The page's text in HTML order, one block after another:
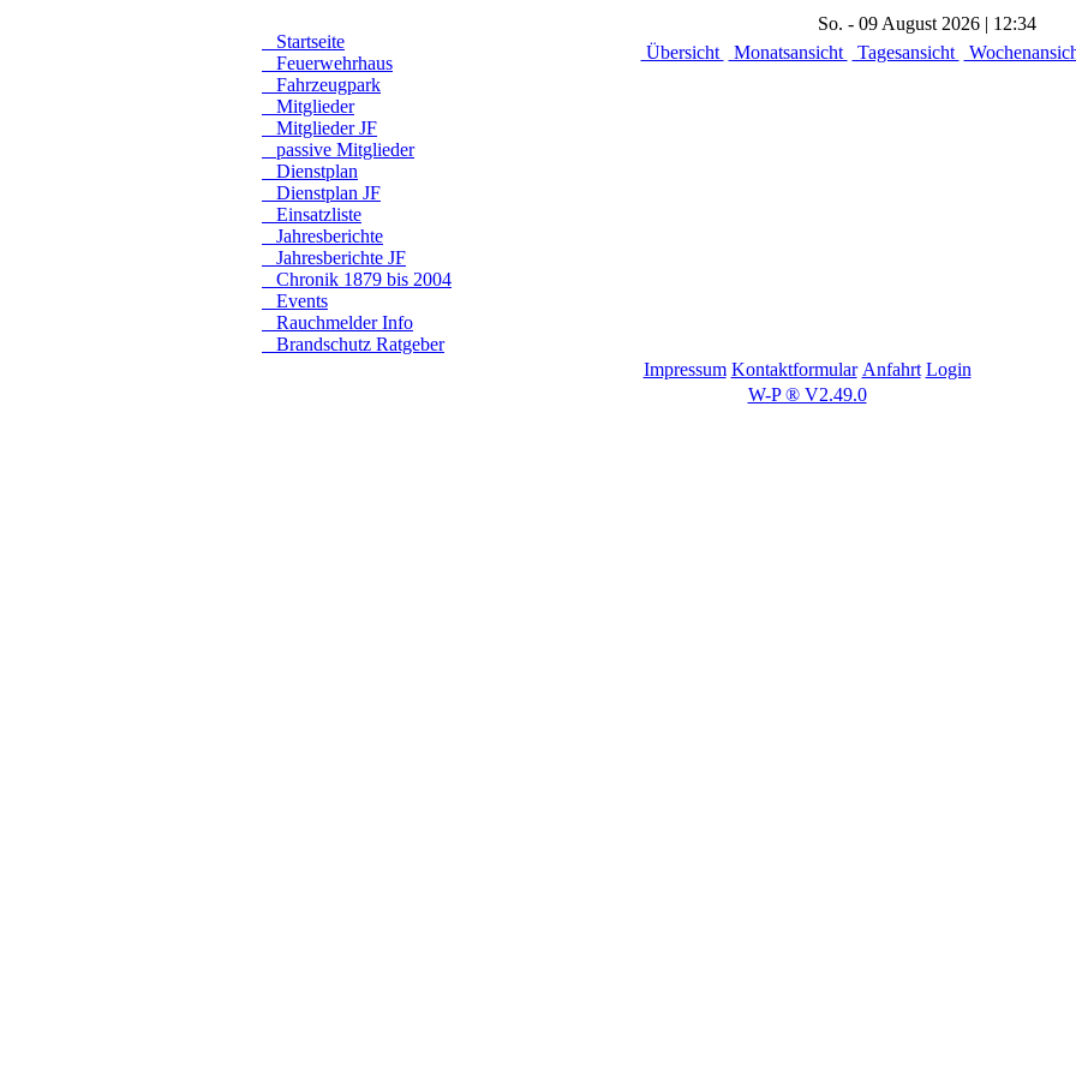
Startseite
Feuerwehrhaus
Fahrzeugpark
Mitglieder
Mitglieder JF
passive Mitglieder
Dienstplan
Dienstplan JF
Einsatzliste
Jahresberichte
Jahresberichte JF
Chronik 1879 bis 2004
Events
Rauchmelder Info
Brandschutz Ratgeber
So. - 09 August 2026 | 12:34
Übersicht
Monatsansicht Tagesansicht
Impressum Kontaktformular Anfahrt Login
W-P ® V2.49.0